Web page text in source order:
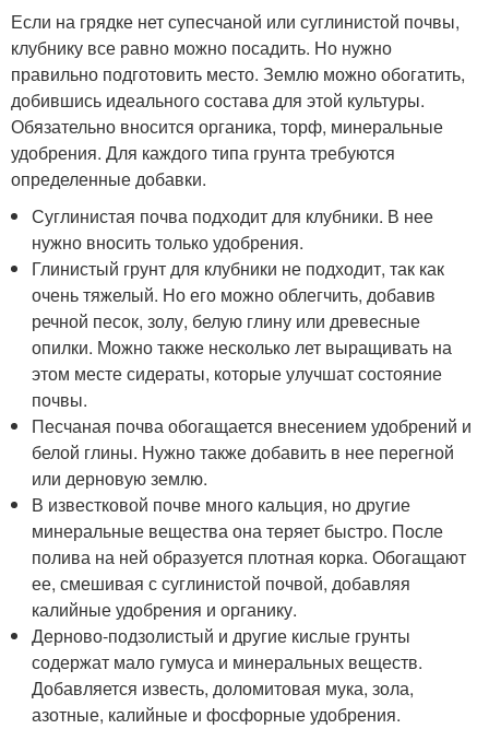
Если на грядке нет супесчаной или суглинистой почвы,
клубнику все равно можно посадить. Но нужно
правильно подготовить место. Землю можно обогатить,
добившись идеального состава для этой культуры.
Обязательно вносится органика, торф, минеральные
удобрения. Для каждого типа грунта требуются
определенные добавки.
Суглинистая почва подходит для клубники. В нее
нужно вносить только удобрения.
Глинистый грунт для клубники не подходит, так как
очень тяжелый. Но его можно облегчить, добавив
речной песок, золу, белую глину или древесные
опилки. Можно также несколько лет выращивать на
этом месте сидераты, которые улучшат состояние
почвы.
Песчаная почва обогащается внесением удобрений и
белой глины. Нужно также добавить в нее перегной
или дерновую землю.
В известковой почве много кальция, но другие
минеральные вещества она теряет быстро. После
полива на ней образуется плотная корка. Обогащают
ее, смешивая с суглинистой почвой, добавляя
калийные удобрения и органику.
Дерново-подзолистый и другие кислые грунты
содержат мало гумуса и минеральных веществ.
Добавляется известь, доломитовая мука, зола,
азотные, калийные и фосфорные удобрения.